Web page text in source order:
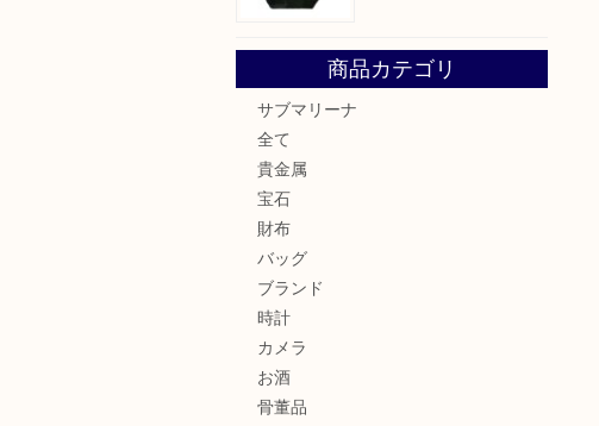
商品カテゴリ
サブマリーナ
全て
貴金属
宝石
財布
バッグ
ブランド
時計
カメラ
お酒
骨董品